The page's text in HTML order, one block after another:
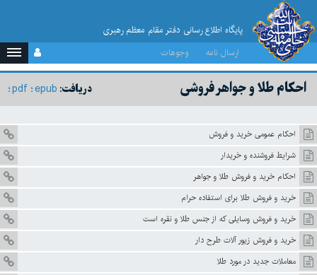
پایگاه اطلاع رسانی دفتر مقام معظم رهبری
ارسال نامه
وجوهات
دریافت: epub
pdf احکام طلا و جواهر فروشی
احکام عمومی خرید و فروش
شرایط فروشنده و خریدار
احکام خرید و فروش طلا و جواهر
خرید و فروش طلا برای استفاده حرام
خرید و فروش وسایلی که از جنس طلا و نقره است
خرید و فروش زیور آلات طرح دار
معاملات جدید در مورد طلا